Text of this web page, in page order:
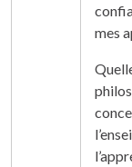
mes